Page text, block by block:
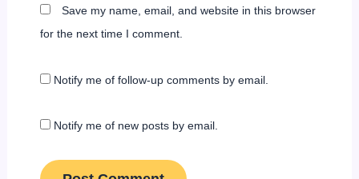
Save my name, email, and website in this browser
for the next time I comment.
Notify me of follow-up comments by email.
Notify me of new posts by email.